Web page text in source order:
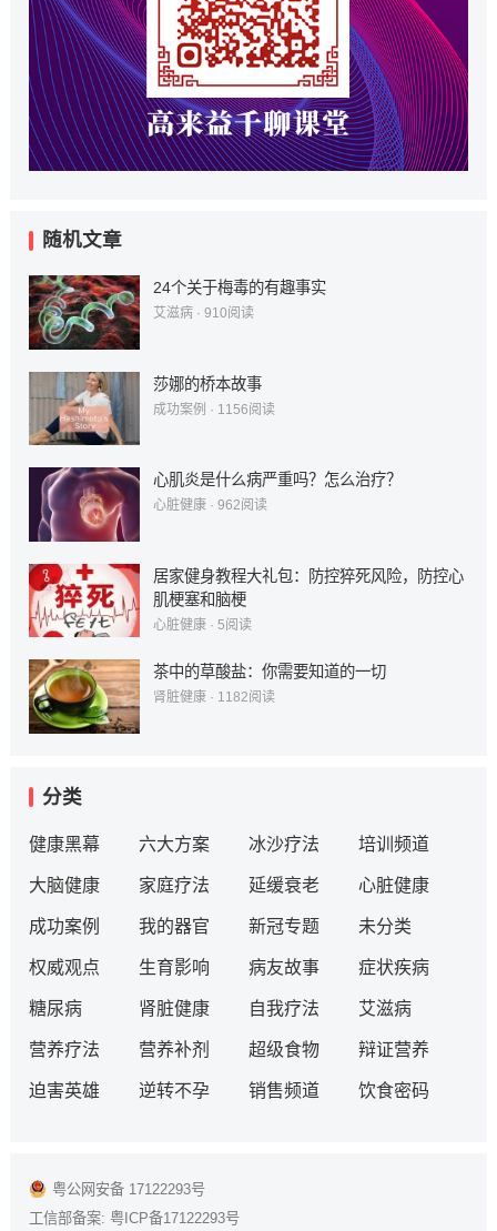
随机文章
24个关于梅毒的有趣事实
艾滋病· 910阅读
莎娜的桥本故事
成功案例 · 1156阅读
心肌炎是什么病严重吗？怎么治疗？
心脏健康· 962阅读
居家健身教程大礼包：防控猝死风险，防控心
肌梗塞和脑梗
心脏健康· 5阅读
茶中的草酸盐：你需要知道的一切
肾脏健康· 1182阅读
分类
健康黑幕 六大方案 冰沙疗法 培训频道
大脑健康 家庭疗法 延缓衰老 心脏健康
成功案例 我的器官 新冠专题 未分类
权威观点 生育影响 病友故事 症状疾病
糖尿病 肾脏健康 自我疗法 艾滋病
营养疗法 营养补剂 超级食物 辩证营养
迫害英雄 逆转不孕 销售频道 饮食密码
粤公网安备 17122293号
工信部备案: 粤ICP备17122293号